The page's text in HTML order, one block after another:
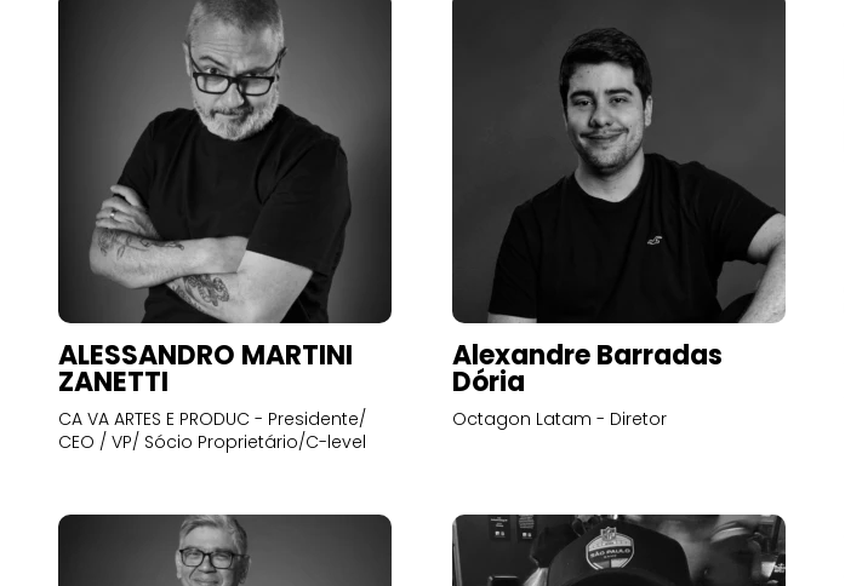
ALESSANDRO MARTINI
ZANETTI
CA VA ARTES E PRODUC - Presidente/
CEO / VP/ Sócio Proprietário/C-level
Alexandre Barradas
Dória
Octagon Latam - Diretor